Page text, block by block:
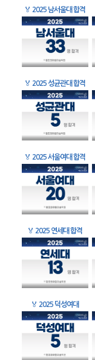
🏅 2025 남서울대 합격
🏅 2025 성균관대 합격
🏅 2025 서울여대 합격
🏅 2025 연세대 합격
🏅 2025 덕성여대